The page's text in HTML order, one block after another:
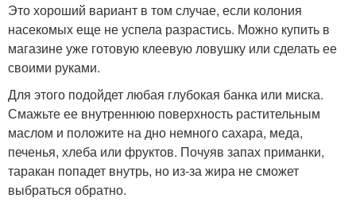
Это хороший вариант в том случае, если колония
насекомых еще не успела разрастись. Можно купить в
магазине уже готовую клеевую ловушку или сделать ее
своими руками.
Для этого подойдет любая глубокая банка или миска.
Смажьте ее внутреннюю поверхность растительным
маслом и положите на дно немного сахара, меда,
печенья, хлеба или фруктов. Почуяв запах приманки,
таракан попадет внутрь, но из-за жира не сможет
выбраться обратно.